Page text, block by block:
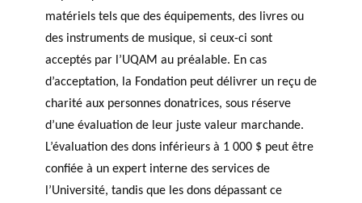
matériels tels que des équipements, des livres ou
des instruments de musique, si ceux-ci sont
acceptés par l’UQAM au préalable. En cas
d’acceptation, la Fondation peut délivrer un reçu de
charité aux personnes donatrices, sous réserve
d’une évaluation de leur juste valeur marchande.
L’évaluation des dons inférieurs à 1 000 $ peut être
confiée à un expert interne des services de
l’Université, tandis que les dons dépassant ce